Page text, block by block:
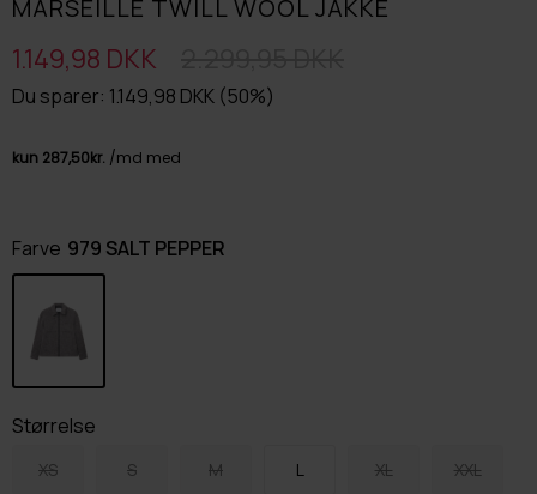
MARSEILLE TWILL WOOL JAKKE
Du sparer: 1.149,98 DKK (50%)
1.149,98 DKK
Farve 979 SALT PEPPER
Størrelse
XS S M L XL XXL